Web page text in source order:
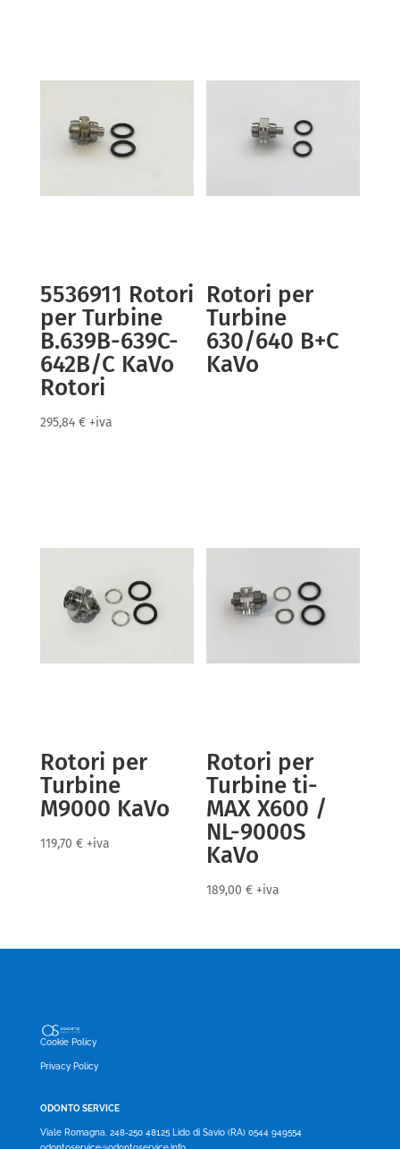
5536911 Rotori
per Turbine
B.639B-639C-
642B/C KaVo
Rotori
295,84 € +iva
Rotori per
Turbine
630/640 B+C
KaVo
Rotori per
Turbine
M9000 KaVo
119,70 € +iva
Rotori per
Turbine ti-
MAX X600 /
NL-9000S
KaVo
189,00€ +iva
Cookie Policy
Privacy Policy
ODONTO SERVICE
Viale Romagna, 248-250 48125 Lido di Savio (RA) 0544 949554